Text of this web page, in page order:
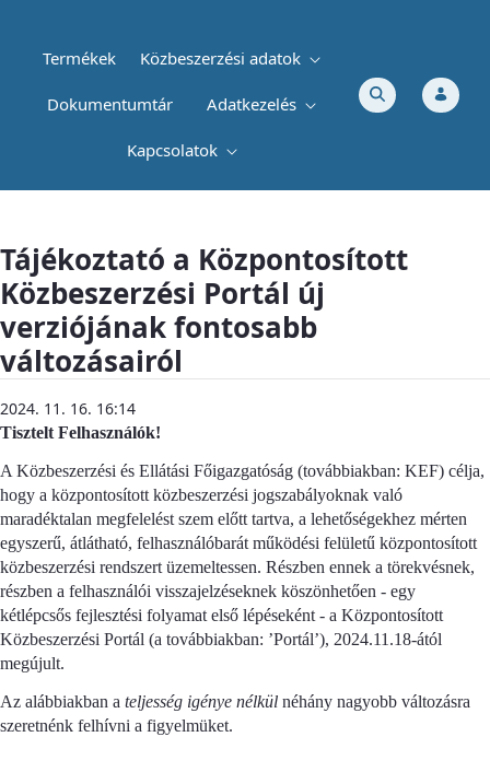
Termékek Közbeszerzési adatok
Dokumentumtár Adatkezelés
Kapcsolatok
Tájékoztató a Központosított
Közbeszerzési Portál új
verziójának fontosabb
változásairól
2024. 11. 16. 16:14
Tisztelt Felhasználók!
A Közbeszerzési és Ellátási Főigazgatóság (továbbiakban: KEF) célja,
hogy a központosított közbeszerzési jogszabályoknak való
maradéktalan megfelelést szem előtt tartva, a lehetőségekhez mérten
egyszerű, átlátható, felhasználóbarát működési felületű központosított
közbeszerzési rendszert üzemeltessen. Részben ennek a törekvésnek,
részben a felhasználói visszajelzéseknek köszönhetően - egy
kétlépcsős fejlesztési folyamat első lépéseként - a Központosított
Közbeszerzési Portál (a továbbiakban: ’Portál’), 2024.11.18-ától
megújult.
Az alábbiakban a teljesség igénye nélkül néhány nagyobb változásra
szeretnénk felhívni a figyelmüket.